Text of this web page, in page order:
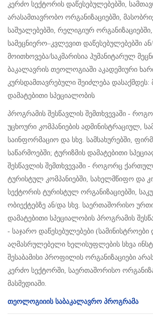
კერძო სექტორის დაწესებულებებში,
არასამთავრობო ორგანიზაციებში,
საშუალებებში, რელიგიურ
სამეცნიერო–კვლევით დაწესებულებებში
მოითხოვება/საკმარისია ჰუმანიტარულ
ბაკალავრის თეოლოგიაში აკადემიური
კურსდამთავრებული შეიძლება დასაქმდეს:
დამატებითი სპეციალობის
პროგრამის შესწავლის შემთხვევაში -
უცხოური კომპანიების ადმინისტრაციულ,
საინფორმაციო და სხვ. სამსახურებში,
საწარმოებში; ტურიზმის დამატებითი
შესწავლის შემთხვევაში - როგორც
ტურისტულ კომპანიებში, სახელმწიფო და
სექტორის ტურისტულ ორგანიზაციებში,
ობიექტებზე ან/და სხვ. საერთაშორისო
დამატებითი სპეციალობის პროგრამის
- საჯარო დაწესებულებები (სამინისტროები
აღმასრულებელი ხელისუფლების სხვა
შესაბამისი პროფილის ორგანიზაციები
კერძო სექტორში, საერთაშორისო
მასმედიაში.
თეოლოგიიის საბაკალავრო პროგრამა